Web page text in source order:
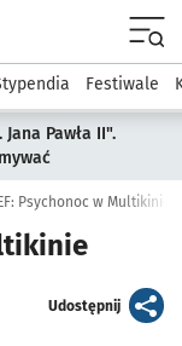
Kultura
Festiwale
Pawła II".
Psychonoc w Multikinie
Udostępnijartykuł